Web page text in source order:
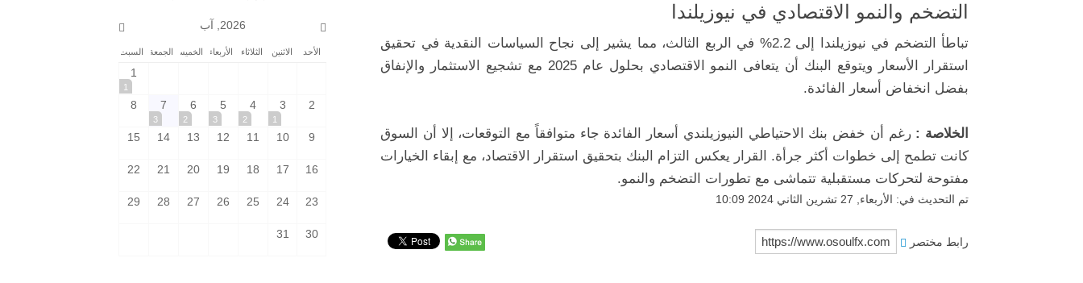
التضخم والنمو الاقتصادي في نيوزيلندا
تباطأ التضخم في نيوزيلندا إلى 2.2% في الربع الثالث، مما يشير إلى نجاح السياسات النقدية في تحقيق
استقرار الأسعار ويتوقع البنك أن يتعافى النمو الاقتصادي بحلول عام 2025 مع تشجيع الاستثمار والإنفاق
بفضل انخفاض أسعار الفائدة.
الخلاصة : رغم أن خفض بنك الاحتياطي النيوزيلندي أسعار الفائدة جاء متوافقاً مع التوقعات، إلا أن السوق
كانت تطمح إلى خطوات أكثر جرأة. القرار يعكس التزام البنك بتحقيق استقرار الاقتصاد، مع إبقاء الخيارات
مفتوحة لتحركات مستقبلية تتماشى مع تطورات التضخم والنمو.
تم التحديث في: الأربعاء, 27 تشرين الثاني 2024 10:09
رابط مختصر
2026, آب
الأحد الاثنين الثلاثاء الأربعاء الخميس الجمعة السبت
1
1
2
3
1
4
2
5
3
6
2
7
3
8
9
10
11
12
13
14
15
16
17
18
19
20
21
22
23
24
25
26
27
28
29
30
31